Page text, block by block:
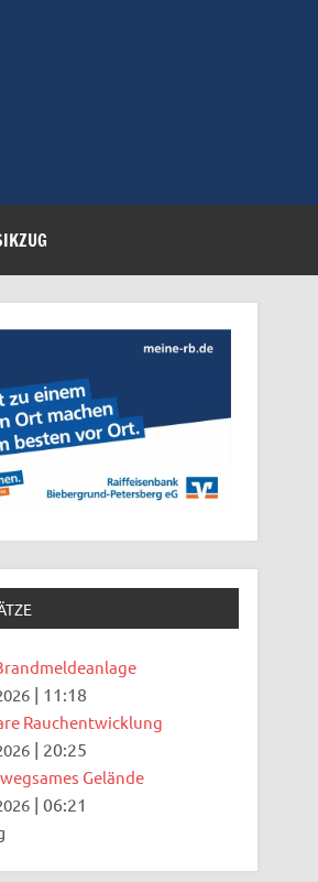
| 11:18
Rauchentwicklung
| 20:25
Gelände
|06:21